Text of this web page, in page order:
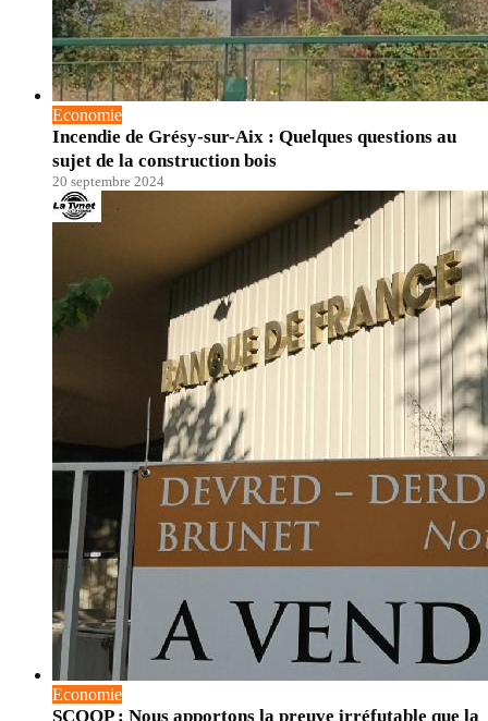
Economie
Incendie de Grésy-sur-Aix : Quelques questions au
sujet de la construction bois
20 septembre 2024
Economie
SCOOP : Nous apportons la preuve irréfutable que la